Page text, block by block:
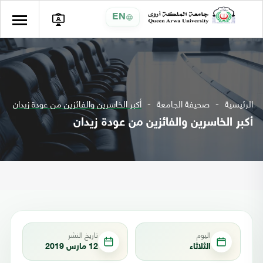
EN
الرئيسية صحيفة الجامعة أكبر الخاسرين والفائزين من عودة زيدان
أكبر الخاسرين والفائزين من عودة زيدان
اليوم
الثلاثاء
تاريخ النشر
12 مارس 2019